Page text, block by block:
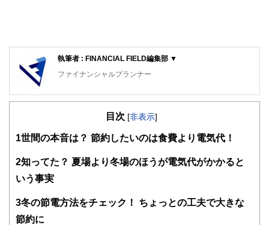
執筆者 : FINANCIAL FIELD編集部 ▼
ファイナンシャルプランナー
FinancialField編集部は、金融、経済に関する記事を、日々
知識がない方でも理解できるようわかりやすく発信していま
得者を中心に「お金や暮らし」に関する書籍・雑誌の編集経
験者で構成され、企画立案から記事掲載まですべての工程に
FinancialFieldの特徴は、ファイナンシャルプランナー、弁
目次 [非表示]
1世間の本音は？ 節約したいのは食費より電気代！
2知ってた？ 夏場より冬場のほうが電気代がかかると
いう事実
3冬の節電方法をチェック！ ちょっとの工夫で大きな
節約に